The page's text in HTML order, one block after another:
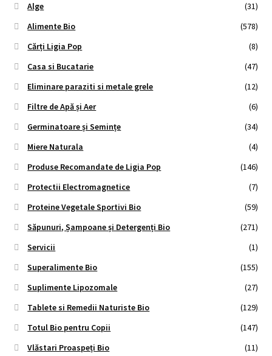
Alge
(31)
Alimente Bio
(578)
Cărți Ligia Pop
(8)
Casa si Bucatarie
(47)
Eliminare paraziti si metale grele
(12)
Filtre de Apă și Aer
(6)
Germinatoare și Semințe
(34)
Miere Naturala
(4)
Produse Recomandate de Ligia Pop
(146)
Protectii Electromagnetice
(7)
Proteine Vegetale Sportivi Bio
(59)
Săpunuri, Șampoane și Detergenți Bio
(271)
Servicii
(1)
Superalimente Bio
(155)
Suplimente Lipozomale
(27)
Tablete si Remedii Naturiste Bio
(129)
Totul Bio pentru Copii
(147)
Vlăstari Proaspeți Bio
(11)